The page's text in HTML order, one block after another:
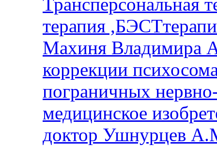
Трансперсональная
терапия
Махиня Владимира
коррекции
пограничных
медицинское
доктор Ушнурцев